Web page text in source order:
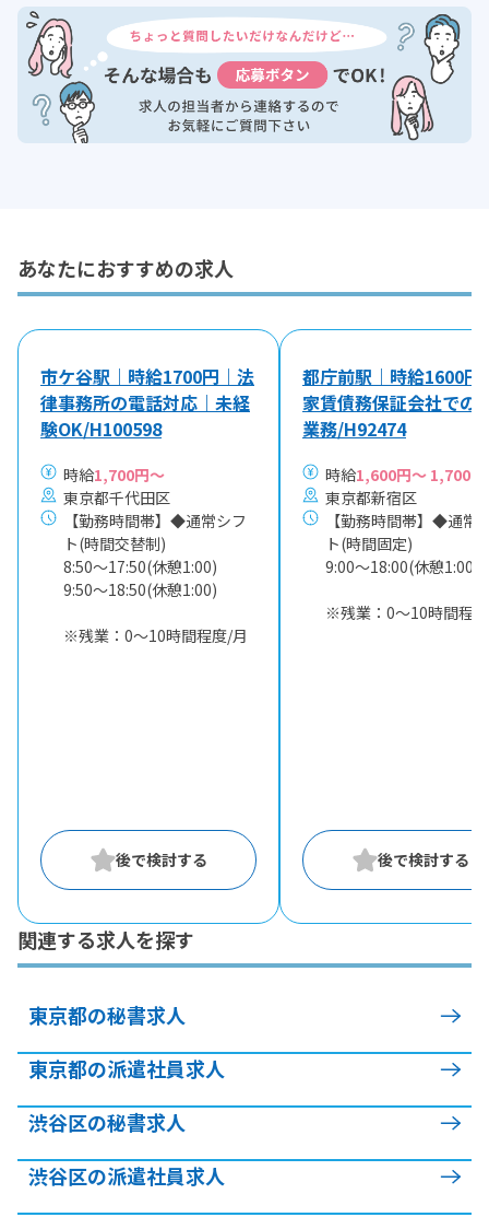
あなたにおすすめの求人
市ケ谷駅｜時給1700円｜法
律事務所の電話対応｜未経
験OK/H100598
時給1,700円～
東京都千代田区
【勤務時間帯】◆通常シフ
ト(時間交替制)
8:50〜17:50(休憩1:00)
9:50〜18:50(休憩1:00)
※残業：0〜10時間程度/月
都庁前駅｜時給1600円
家賃債務保証会社での
業務/H92474
時給1,600円～ 1,700円
東京都新宿区
【勤務時間帯】◆通常
ト(時間固定)
9:00〜18:00(休憩1:00)
※残業：0〜10時間程
関連する求人を探す
東京都の秘書求人
東京都の派遣社員求人
渋谷区の秘書求人
渋谷区の派遣社員求人